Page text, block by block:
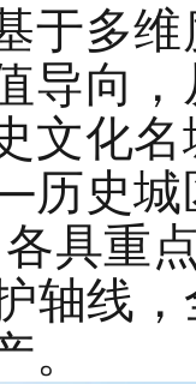
于多
导向
文化
历史
具重
轴线